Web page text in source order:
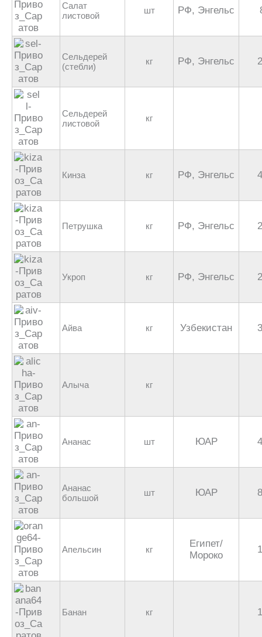
Салат
листовой
шт РФ, Энгельс
Сельдерей
(стебли)
кг РФ, Энгельс
Сельдерей
листовой
кг
Кинза кг РФ, Энгельс
Петрушка кг РФ, Энгельс
Укроп кг РФ, Энгельс
Айва кг Узбекистан
Алыча кг
Ананас шт ЮАР
Ананас
большой
шт ЮАР
Апельсин кг
Египет/
Мороко
Банан кг